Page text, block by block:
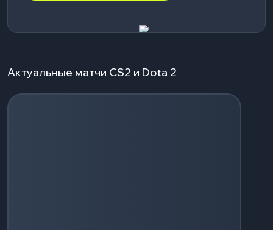
Актуальные матчи CS2 и Dota 2
Загрузка событий...